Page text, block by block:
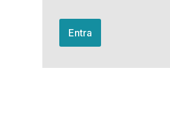
Entra